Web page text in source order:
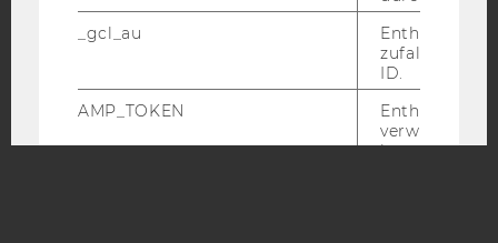
_gcl_au
Enthält eine
ID.
AMP_TOKEN
Enthält ein
verwendet
kann, um